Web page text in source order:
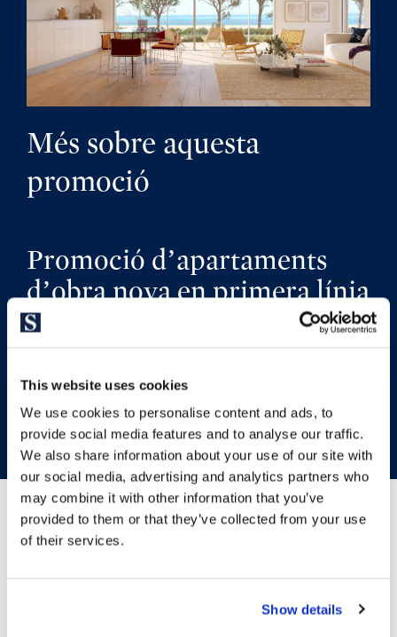
This website uses cookies
We use cookies to personalise content and ads, to
provide social media features and to analyse our traffic.
We also share information about your use of our site with
our social media, advertising and analytics partners who
may combine it with other information that you’ve
provided to them or that they’ve collected from your use
of their services.
Show details
Més sobre aquesta
promoció
Promoció d’apartaments
d’obra nova en primera línia
de mar en Platja d’Aro
Platja d’Aro està situada al centre geogràfic de la Costa